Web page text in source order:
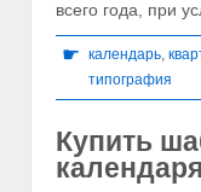
всего года, при
☛ календарь,
типография
Купить